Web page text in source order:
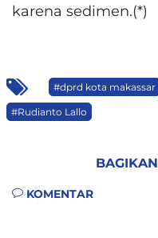
karena sedimen.(*)
#dprd kota makassar
#Rudianto Lallo
BAGIKAN
KOMENTAR